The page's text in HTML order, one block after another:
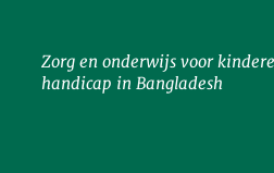
Zorg en onderwijs voor
handicap in Bangladesh